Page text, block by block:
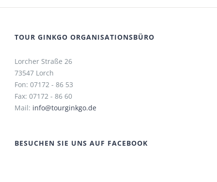
TOUR GINKGO ORGANISATIONSBÜRO
Lorcher Straße 26
73547 Lorch
Fon: 07172 - 86 53
Fax: 07172 - 86 60
Mail: info@tourginkgo.de
BESUCHEN SIE UNS AUF FACEBOOK